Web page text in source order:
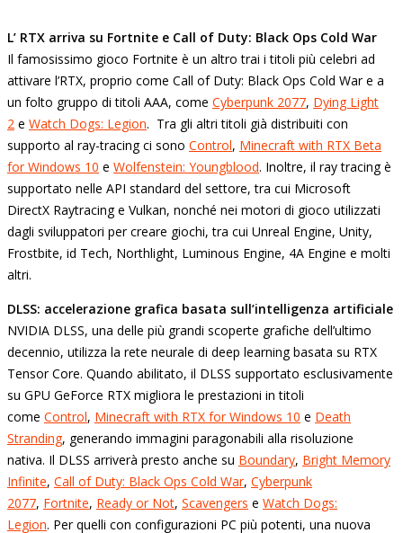
L’ RTX arriva su Fortnite e Call of Duty: Black Ops Cold War
Il famosissimo gioco Fortnite è un altro trai i titoli più celebri ad
attivare l’RTX, proprio come Call of Duty: Black Ops Cold War e a
un folto gruppo di titoli AAA, come Cyberpunk 2077, Dying Light
2 e Watch Dogs: Legion. Tra gli altri titoli già distribuiti con
supporto al ray-tracing ci sono Control, Minecraft with RTX Beta
for Windows 10 e Wolfenstein: Youngblood. Inoltre, il ray tracing è
supportato nelle API standard del settore, tra cui Microsoft
DirectX Raytracing e Vulkan, nonché nei motori di gioco utilizzati
dagli sviluppatori per creare giochi, tra cui Unreal Engine, Unity,
Frostbite, id Tech, Northlight, Luminous Engine, 4A Engine e molti
altri.
DLSS: accelerazione grafica basata sull’intelligenza artificiale
NVIDIA DLSS, una delle più grandi scoperte grafiche dell’ultimo
decennio, utilizza la rete neurale di deep learning basata su RTX
Tensor Core. Quando abilitato, il DLSS supportato esclusivamente
su GPU GeForce RTX migliora le prestazioni in titoli
come Control, Minecraft with RTX for Windows 10 e Death
Stranding, generando immagini paragonabili alla risoluzione
nativa. Il DLSS arriverà presto anche su Boundary, Bright Memory
Infinite, Call of Duty: Black Ops Cold War, Cyberpunk
2077, Fortnite, Ready or Not, Scavengers e Watch Dogs:
Legion. Per quelli con configurazioni PC più potenti, una nuova